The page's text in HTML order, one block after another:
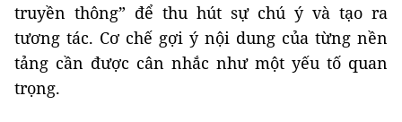
truyền thông” để thu hút sự chú ý và tạo ra
tương tác. Cơ chế gợi ý nội dung của từng nền
tảng cần được cân nhắc như một yếu tố quan
trọng.